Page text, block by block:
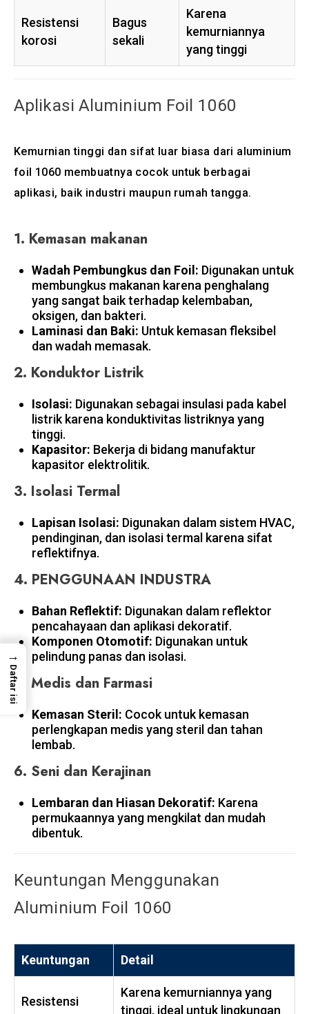
Resistensi
korosi
Bagus
sekali
Karena
kemurniannya
yang tinggi
Aplikasi Aluminium Foil 1060
Kemurnian tinggi dan sifat luar biasa dari aluminium
foil 1060 membuatnya cocok untuk berbagai
aplikasi, baik industri maupun rumah tangga.
1. Kemasan makanan
Wadah Pembungkus dan Foil: Digunakan untuk
membungkus makanan karena penghalang
yang sangat baik terhadap kelembaban,
oksigen, dan bakteri.
Laminasi dan Baki: Untuk kemasan fleksibel
dan wadah memasak.
2. Konduktor Listrik
Isolasi: Digunakan sebagai insulasi pada kabel
listrik karena konduktivitas listriknya yang
tinggi.
Kapasitor: Bekerja di bidang manufaktur
kapasitor elektrolitik.
3. Isolasi Termal
Lapisan Isolasi: Digunakan dalam sistem HVAC,
pendinginan, dan isolasi termal karena sifat
reflektifnya.
4. PENGGUNAAN INDUSTRA
Bahan Reflektif: Digunakan dalam reflektor
pencahayaan dan aplikasi dekoratif.
Komponen Otomotif: Digunakan untuk
pelindung panas dan isolasi.
5. Medis dan Farmasi
Kemasan Steril: Cocok untuk kemasan
perlengkapan medis yang steril dan tahan
lembab.
6. Seni dan Kerajinan
Lembaran dan Hiasan Dekoratif: Karena
permukaannya yang mengkilat dan mudah
dibentuk.
Keuntungan Menggunakan
Aluminium Foil 1060
Keuntungan Detail
Resistensi
Karena kemurniannya yang
tinggi, ideal untuk lingkungan
→
Daftar isi